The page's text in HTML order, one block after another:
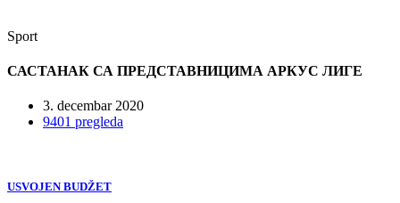
Sport
САСТАНАК СА ПРЕДСТАВНИЦИМА АРКУС ЛИГЕ
3. decembar 2020
9401 pregleda
USVOJEN BUDŽET